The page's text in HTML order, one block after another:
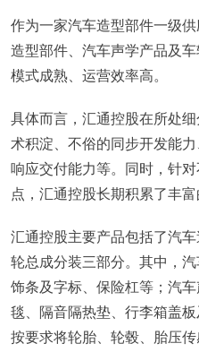
作为一家汽车造型部件一级
造型部件、汽车声学产品及
模式成熟、运营效率高。
具体而言，汇通控股在所处
术积淀、不俗的同步开发能
响应交付能力等。同时，针
点，汇通控股长期积累了丰富
汇通控股主要产品包括了汽
轮总成分装三部分。其中，
饰条及字标、保险杠等；汽
毯、隔音隔热垫、行李箱盖
按要求将轮胎、轮毂、胎压传